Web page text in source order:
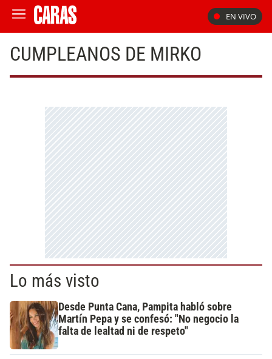
EN VIVO
CUMPLEANOS DE MIRKO
Lo más visto
Desde Punta Cana, Pampita habló sobre
Martín Pepa y se confesó: "No negocio la
falta de lealtad ni de respeto"